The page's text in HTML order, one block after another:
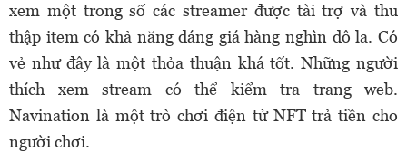
xem một trong số các streamer được tài trợ và thu
thập item có khả năng đáng giá hàng nghìn đô la. Có
vẻ như đây là một thỏa thuận khá tốt. Những người
thích xem stream có thể kiểm tra trang web.
Navination là một trò chơi điện tử NFT trả tiền cho
người chơi.